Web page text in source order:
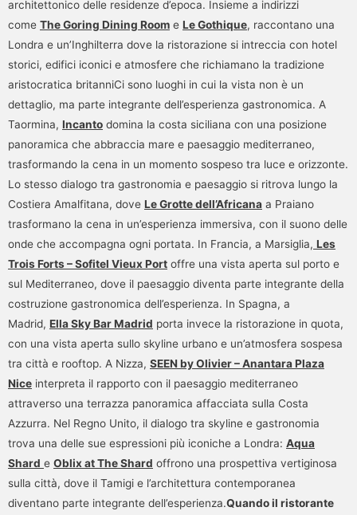
architettonico delle residenze d’epoca. Insieme a indirizzi
come The Goring Dining Room e Le Gothique, raccontano una
Londra e un’Inghilterra dove la ristorazione si intreccia con hotel
storici, edifici iconici e atmosfere che richiamano la tradizione
aristocratica britanniCi sono luoghi in cui la vista non è un
dettaglio, ma parte integrante dell’esperienza gastronomica. A
Taormina, Incanto domina la costa siciliana con una posizione
panoramica che abbraccia mare e paesaggio mediterraneo,
trasformando la cena in un momento sospeso tra luce e orizzonte.
Lo stesso dialogo tra gastronomia e paesaggio si ritrova lungo la
Costiera Amalfitana, dove Le Grotte dell’Africana a Praiano
trasformano la cena in un’esperienza immersiva, con il suono delle
onde che accompagna ogni portata. In Francia, a Marsiglia, Les
Trois Forts – Sofitel Vieux Port offre una vista aperta sul porto e
sul Mediterraneo, dove il paesaggio diventa parte integrante della
costruzione gastronomica dell’esperienza. In Spagna, a
Madrid, Ella Sky Bar Madrid porta invece la ristorazione in quota,
con una vista aperta sullo skyline urbano e un’atmosfera sospesa
tra città e rooftop. A Nizza, SEEN by Olivier – Anantara Plaza
Nice interpreta il rapporto con il paesaggio mediterraneo
attraverso una terrazza panoramica affacciata sulla Costa
Azzurra. Nel Regno Unito, il dialogo tra skyline e gastronomia
trova una delle sue espressioni più iconiche a Londra: Aqua
Shard e Oblix at The Shard offrono una prospettiva vertiginosa
sulla città, dove il Tamigi e l’architettura contemporanea
diventano parte integrante dell’esperienza.Quando il ristorante